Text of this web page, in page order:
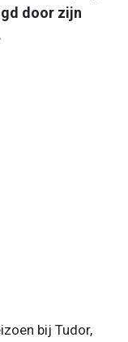
door zijn
bij Tudor,